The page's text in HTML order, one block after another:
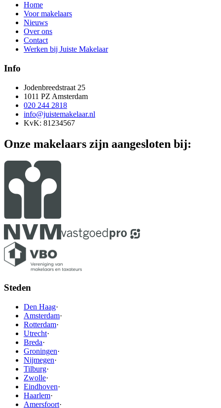
Home
Voor makelaars
Nieuws
Over ons
Contact
Werken bij Juiste Makelaar
Info
Jodenbreedstraat 25
1011 PZ Amsterdam
020 244 2818
info@juistemakelaar.nl
KvK: 81234567
Onze makelaars zijn aangesloten bij:
Steden
Den Haag·
Amsterdam·
Rotterdam·
Utrecht·
Breda·
Groningen·
Nijmegen·
Tilburg·
Zwolle·
Eindhoven·
Haarlem·
Amersfoort·